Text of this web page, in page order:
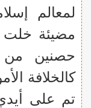
لمعالم
مضيئة خلت
حصنين من
كالخلافة
تم على